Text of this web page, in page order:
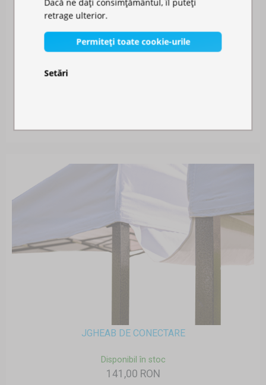
JGHEAB DE CONECTARE
Disponibil în stoc
141,00 RON
Dacă ne dați consimțământul, îl puteți
retrage ulterior.
Permiteți toate cookie-urile
Setări